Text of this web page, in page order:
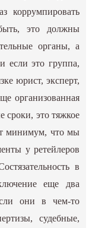
коррумпировать
это должны
органы, а
если это группа,
юрист, эксперт,
организованная
сроки, это тяжкое
минимум, что мы
у ретейлеров
в
еще два
они в чем-то
судебные,